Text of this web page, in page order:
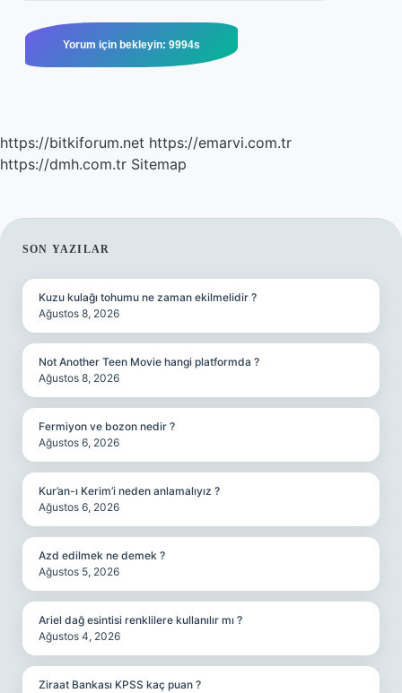
https://bitkiforum.net https://emarvi.com.tr
https://dmh.com.tr Sitemap
SIDEBAR
SON YAZILAR
Kuzu kulağı tohumu ne zaman ekilmelidir ?
Ağustos 8, 2026
Not Another Teen Movie hangi platformda ?
Ağustos 8, 2026
Fermiyon ve bozon nedir ?
Ağustos 6, 2026
Kur’an-ı Kerim’i neden anlamalıyız ?
Ağustos 6, 2026
Azd edilmek ne demek ?
Ağustos 5, 2026
Ariel dağ esintisi renklilere kullanılır mı ?
Ağustos 4, 2026
Ziraat Bankası KPSS kaç puan ?